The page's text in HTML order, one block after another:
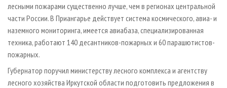
лесными пожарами существенно лучше, чем в регионах центральной
части России. В Приангарье действует система космического, авиа- и
наземного мониторинга, имеется авиабаза, специализированная
техника, работают 140 десантников-пожарных и 60 парашютистов-
пожарных.
Губернатор поручил министерству лесного комплекса и агентству
лесного хозяйства Иркутской области подготовить предложения в